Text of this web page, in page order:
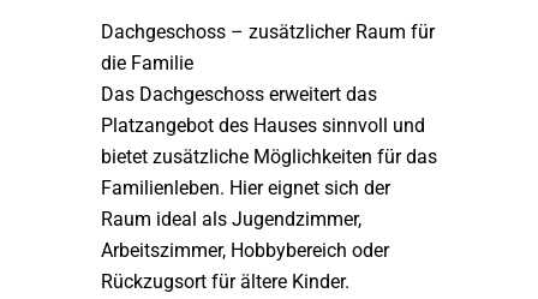
Dachgeschoss – zusätzlicher Raum für
die Familie
Das Dachgeschoss erweitert das
Platzangebot des Hauses sinnvoll und
bietet zusätzliche Möglichkeiten für das
Familienleben. Hier eignet sich der
Raum ideal als Jugendzimmer,
Arbeitszimmer, Hobbybereich oder
Rückzugsort für ältere Kinder.